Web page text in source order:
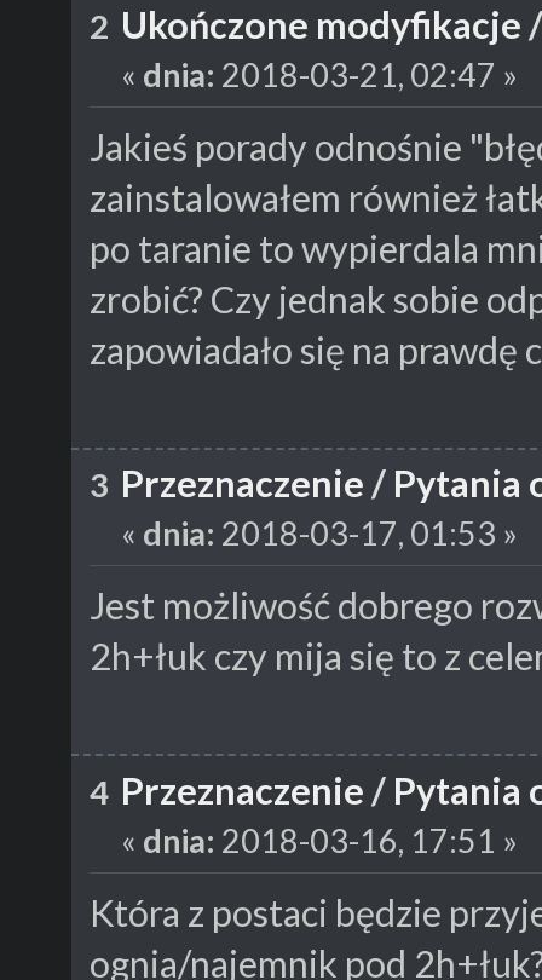
2 Ukończone modyfikacje
« dnia: 2018-03-21, 02:47 »
Jakieś porady odnośnie
zainstalowałem również
po taranie to wypierdala
zrobić? Czy jednak sobie
zapowiadało się na prawdę
3 Przeznaczenie / Pytania
« dnia: 2018-03-17, 01:53 »
Jest możliwość dobrego
2h+łuk czy mija się to z
4 Przeznaczenie / Pytania
« dnia: 2018-03-16, 17:51 »
Która z postaci będzie
ognia/najemnik pod